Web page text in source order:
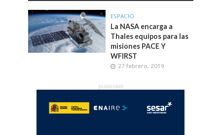
ESPACIO
La NASA encarga a
Thales equipos para las
misiones PACE Y
WFIRST
27 febrero, 2019